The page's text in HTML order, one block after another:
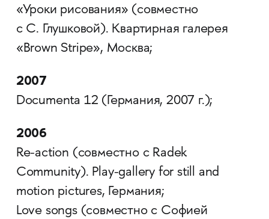
«Уроки рисования» (совместно
с С. Глушковой). Квартирная галерея
«Brown Stripe», Москва;
2007
Documenta 12 (Германия, 2007 г.);
2006
Re-action (совместно с Radek
Community). Play-gallery for still and
motion pictures, Германия;
Love songs (совместно с Софией